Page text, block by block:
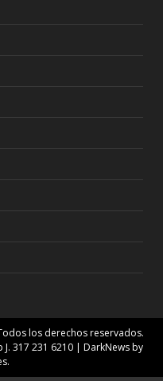
los derechos reservados.
317 231 6210 | DarkNewsby